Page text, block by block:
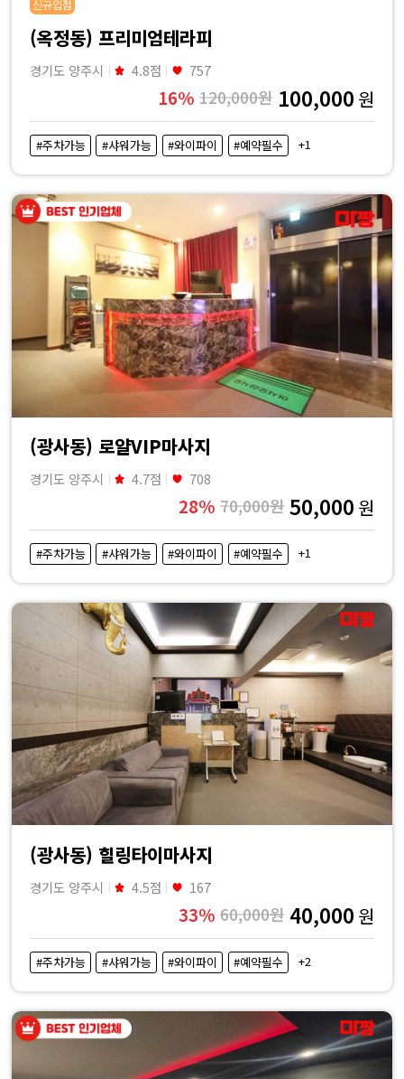
신규입점
(옥정동) 프리미엄테라피
경기도 양주시 4.8점 757
16% 120,000원 100,000 원
#주차가능 #샤워가능 #와이파이 #예약필수 +1
(광사동) 로얄VIP마사지
경기도 양주시 4.7점 708
28% 70,000원 50,000 원
#주차가능 #샤워가능 #와이파이 #예약필수 +1
(광사동) 힐링타이마사지
경기도 양주시 4.5점 167
33% 60,000원 40,000 원
#주차가능 #샤워가능 #와이파이 #예약필수 +2